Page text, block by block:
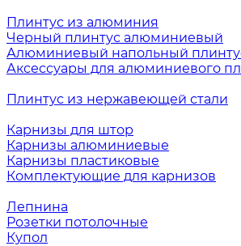
Плинтус из алюминия
Черный плинтус алюминиевый
Алюминиевый напольный
Аксессуары для алюминиевого
Плинтус из нержавеющей стали
Карнизы для штор
Карнизы алюминиевые
Карнизы пластиковые
Комплектующие для карнизов
Лепнина
Розетки потолочные
Купол